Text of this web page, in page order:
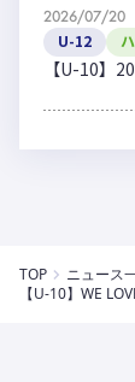
2026/07/20
U-12
【U-10】
TOP
ニュース
【U-10】WE